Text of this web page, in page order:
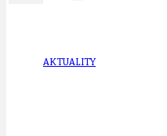
AKTUALITY